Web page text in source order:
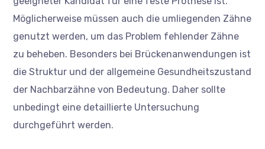
Möglicherweise müssen auch die umliegenden Zähne
genutzt werden, um das Problem fehlender Zähne
zu beheben. Besonders bei Brückenanwendungen ist
die Struktur und der allgemeine Gesundheitszustand
der Nachbarzähne von Bedeutung. Daher sollte
unbedingt eine detaillierte Untersuchung
durchgeführt werden.